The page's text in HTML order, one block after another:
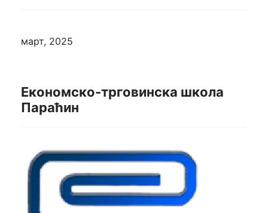
март, 2025
Економско-трговинска школа
Параћин